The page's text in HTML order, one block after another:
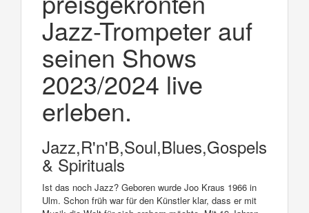
Jazz-Trompeter auf
seinen Shows
2023/2024 live
erleben.
Jazz,R'n'B,Soul,Blues,Gospels
& Spirituals
Ist das noch Jazz? Geboren wurde Joo Kraus 1966 in
Ulm. Schon früh war für den Künstler klar, dass er mit